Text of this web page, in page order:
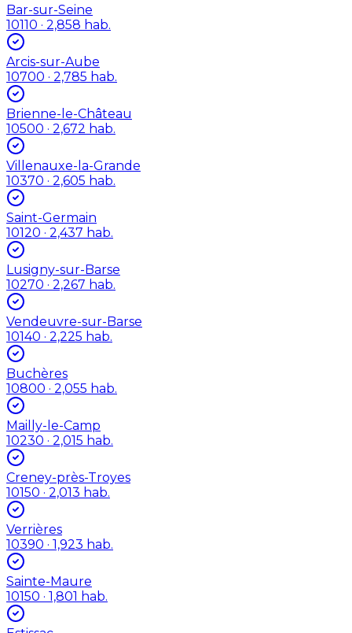
Bar-sur-Seine
10110 · 2,858 hab.
Arcis-sur-Aube
10700 · 2,785 hab.
Brienne-le-Château
10500 · 2,672 hab.
Villenauxe-la-Grande
10370 · 2,605 hab.
Saint-Germain
10120 · 2,437 hab.
Lusigny-sur-Barse
10270 · 2,267 hab.
Vendeuvre-sur-Barse
10140 · 2,225 hab.
Buchères
10800 · 2,055 hab.
Mailly-le-Camp
10230 · 2,015 hab.
Creney-près-Troyes
10150 · 2,013 hab.
Verrières
10390 · 1,923 hab.
Sainte-Maure
10150 · 1,801 hab.